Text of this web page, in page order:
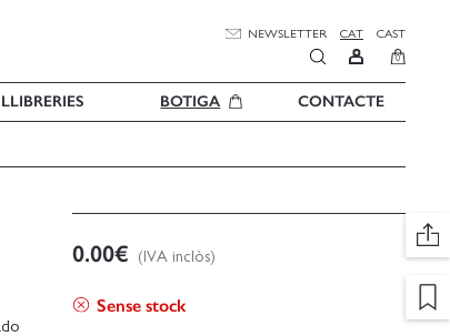
NEWSLETTER CAT CAST
0
LLIBRERIES BOTIGA CONTACTE
0.00€ (IVA inclòs)
Sense stock